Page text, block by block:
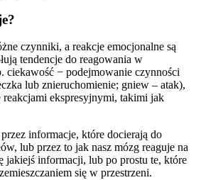
czynniki, a reakcje emocjonalne są
tendencje do reagowania w
ciekawość − podejmowanie czynności
lub znieruchomienie; gniew – atak),
reakcjami ekspresyjnymi, takimi jak
informacje, które docierają do
lub przez to jak nasz mózg reaguje na
jakiejś informacji, lub po prostu te, które
się w przestrzeni.